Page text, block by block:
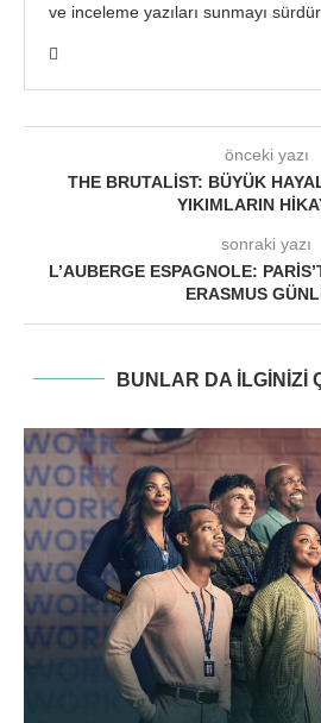
ve inceleme yazıları sunmayı
önceki yazı
THE BRUTALIST: BÜYÜK
YIKIMLARIN
sonraki yazı
L’AUBERGE ESPAGNOLE:
ERASMUS
BUNLAR DA ILGINIZI